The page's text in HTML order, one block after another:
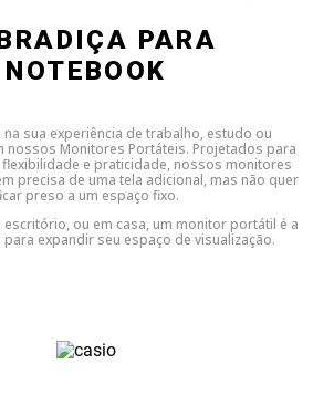
PARA
NOTEBOOK
sua experiência de trabalho, estudo ou
nossos Monitores Portáteis. Projetados para
flexibilidade e praticidade, nossos monitores
precisa de uma tela adicional, mas não quer
preso a um espaço fixo.
escritório, ou em casa, um monitor portátil é a
expandir seu espaço de visualização.